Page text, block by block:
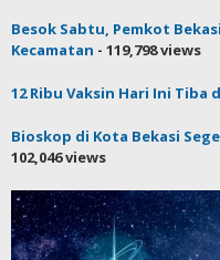
Besok Sabtu, Pemkot
Kecamatan - 119,798 views
12 Ribu Vaksin Hari Ini Tiba
Bioskop di Kota Bekasi
102,046 views